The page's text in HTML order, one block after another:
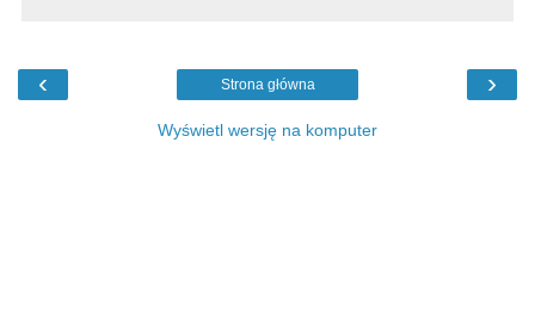
‹ ›
Strona główna
Wyświetl wersję na komputer